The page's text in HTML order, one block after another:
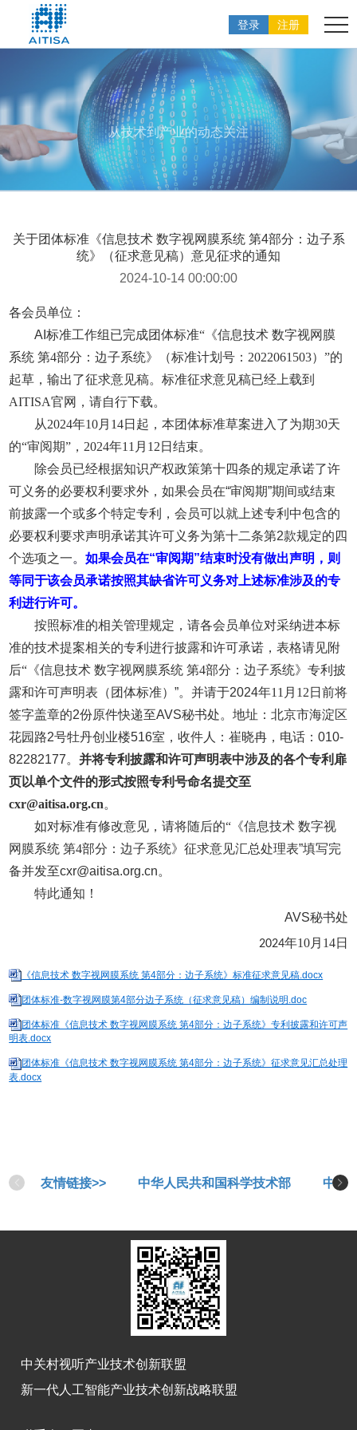
登录 注册
从技术到产业的动态关注
关于团体标准《信息技术 数字视网膜系统 第4部分：边子系
统》（征求意见稿）意见征求的通知
2024-10-14 00:00:00
各会员单位：
AI标准工作组已完成团体标准“《信息技术 数字视网膜
系统 第4部分：边子系统》（标准计划号：2022061503）”的
起草，输出了征求意见稿。标准征求意见稿已经上载到
AITISA官网，请自行下载。
从2024年10月14日起，本团体标准草案进入了为期30天
的“审阅期”，2024年11月12日结束。
除会员已经根据知识产权政策第十四条的规定承诺了许
可义务的必要权利要求外，如果会员在“审阅期”期间或结束
前披露一个或多个特定专利，会员可以就上述专利中包含的
必要权利要求声明承诺其许可义务为第十二条第2款规定的四
个选项之一。如果会员在“审阅期”结束时没有做出声明，则
等同于该会员承诺按照其缺省许可义务对上述标准涉及的专
利进行许可。
按照标准的相关管理规定，请各会员单位对采纳进本标
准的技术提案相关的专利进行披露和许可承诺，表格请见附
后“《信息技术 数字视网膜系统 第4部分：边子系统》专利披
露和许可声明表（团体标准）”。并请于2024年11月12日前将
签字盖章的2份原件快递至AVS秘书处。地址：北京市海淀区
花园路2号牡丹创业楼516室，收件人：崔晓冉，电话：010-
82282177。并将专利披露和许可声明表中涉及的各个专利扉
页以单个文件的形式按照专利号命名提交至
cxr@aitisa.org.cn。
如对标准有修改意见，请将随后的“《信息技术 数字视
网膜系统 第4部分：边子系统》征求意见汇总处理表”填写完
备并发至cxr@aitisa.org.cn。
特此通知！
AVS秘书处
2024年10月14日
《信息技术 数字视网膜系统 第4部分：边子系统》标准征求意见稿.docx
团体标准-数字视网膜第4部分边子系统（征求意见稿）编制说明.doc
团体标准《信息技术 数字视网膜系统 第4部分：边子系统》专利披露和许可声
明表.docx
团体标准《信息技术 数字视网膜系统 第4部分：边子系统》征求意见汇总处理
表.docx
友情链接>> 中华人民共和国科学技术部 中华
中关村视听产业技术创新联盟
新一代人工智能产业技术创新战略联盟